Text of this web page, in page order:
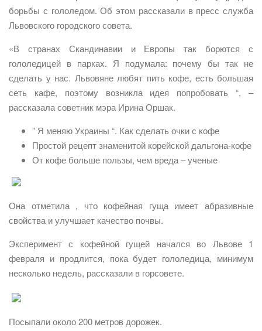
борьбы с гололедом. Об этом рассказали в пресс служба
Львовского городского совета.
«В странах Скандинавии и Европы так борются с
гололедицей в парках. Я подумала: почему бы так не
сделать у нас. Львовяне любят пить кофе, есть большая
сеть кафе, поэтому возникла идея попробовать “, –
рассказала советник мэра Ирина Оршак.
” Я меняю Украины “. Как сделать очки с кофе
Простой рецепт знаменитой корейской дальгона-кофе
От кофе больше пользы, чем вреда – ученые
Она отметила , что кофейная гуща имеет абразивные
свойства и улучшает качество почвы.
Эксперимент с кофейной гущей начался во Львове 1
февраля и продлится, пока будет гололедица, минимум
несколько недель, рассказали в горсовете.
Посыпали около 200 метров дорожек.